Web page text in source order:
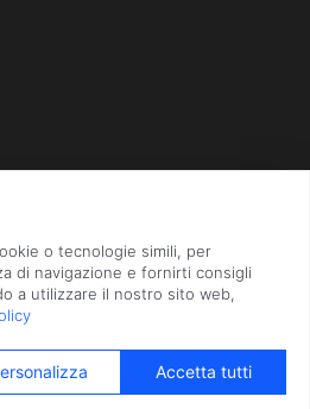
· Capitale Sociale i.v. € 800.000,00